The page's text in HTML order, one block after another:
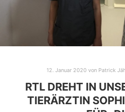
12. Januar 2020 von Patrick
RTL DREHT IN
TIERÄRZTIN